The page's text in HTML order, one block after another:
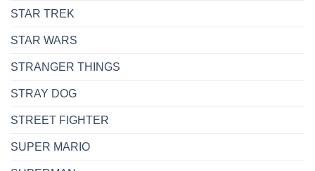
STAR TREK
STAR WARS
STRANGER THINGS
STRAY DOG
STREET FIGHTER
SUPER MARIO